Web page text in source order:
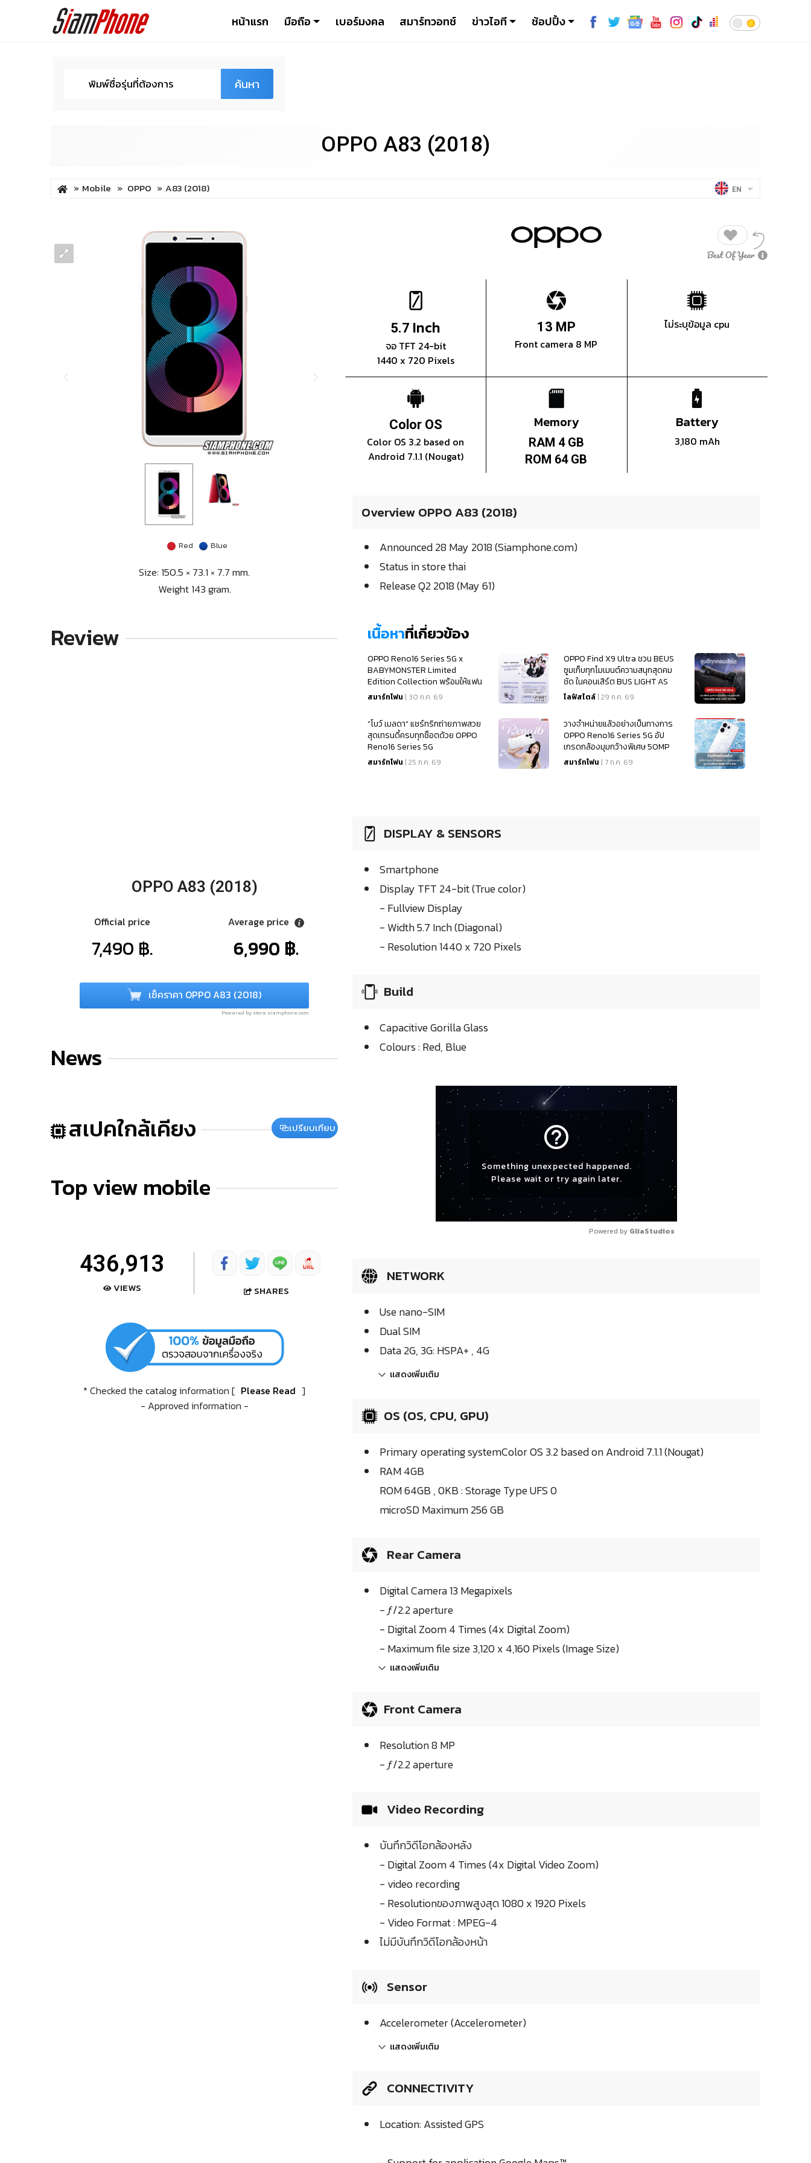
หน้าแรก มือถือ เบอร์มงคล สมาร์ทวอทช์ ข่าวไอที ช้อปปิ้ง
ค้นหา
OPPO A83 (2018)
Mobile OPPO A83 (2018) EN
Red Blue
Size: 150.5 × 73.1 × 7.7 mm.
Weight 143 gram.
Review
OPPO A83 (2018)
Official price
7,490 ฿.
Average price
6,990 ฿.
เช็คราคา OPPO A83 (2018)
Powered by store.siamphone.com
News
สเปคใกล้เคียง เปรียบเทียบ
Top view mobile
436,913
VIEWS SHARES
* Checked the catalog information [ Please Read ]
- Approved information -
5.7 Inch
จอ TFT 24-bit
1440 x 720 Pixels
13 MP
Front camera 8 MP
ไม่ระบุข้อมูล cpu
Color OS
Color OS 3.2 based on
Android 7.1.1 (Nougat)
Memory
RAM 4 GB
ROM 64 GB
Battery
3,180 mAh
Overview OPPO A83 (2018)
Announced 28 May 2018 (Siamphone.com)
Status in store thai
Release Q2 2018 (May 61)
เนื้อหาที่เกี่ยวข้อง
OPPO Reno16 Series 5G x
BABYMONSTER Limited
Edition Collection พร้อมให้แฟน
ๆ เป็นเจ้าของแล้ว
สมาร์ทโฟน | 30 ก.ค. 69
OPPO Find X9 Ultra ชวน BEUS
ซูมเก็บทุกโมเมนต์ความสนุกสุดคม
ชัด ในคอนเสิร์ต BUS LIGHT AS
ONE
ไลฟ์สไตล์ | 29 ก.ค. 69
“โบว์ เมลดา” แชร์ทริกถ่ายภาพสวย
สุดเทรนดี้ครบทุกช็อตด้วย OPPO
Reno16 Series 5G
สมาร์ทโฟน | 25 ก.ค. 69
วางจำหน่ายแล้วอย่างเป็นทางการ
OPPO Reno16 Series 5G อัป
เกรดกล้องมุมกว้างพิเศษ 50MP
กว้าง 0.6x
สมาร์ทโฟน | 7 ก.ค. 69
DISPLAY & SENSORS
Smartphone
Display TFT 24-bit (True color)
- Fullview Display
- Width 5.7 Inch (Diagonal)
- Resolution 1440 x 720 Pixels
Build
Capacitive Gorilla Glass
Colours : Red, Blue
help_outline
Something unexpected happened.
Please wait or try again later.
Powered by GliaStudios
NETWORK
Use nano-SIM
Dual SIM
Data 2G, 3G: HSPA+ , 4G
แสดงเพิ่มเติม
OS (OS, CPU, GPU)
Primary operating systemColor OS 3.2 based on Android 7.1.1 (Nougat)
RAM 4GB
ROM 64GB , 0KB : Storage Type UFS 0
microSD Maximum 256 GB
Rear Camera
Digital Camera 13 Megapixels
- ƒ/2.2 aperture
- Digital Zoom 4 Times (4x Digital Zoom)
- Maximum file size 3,120 x 4,160 Pixels (Image Size)
แสดงเพิ่มเติม
Front Camera
Resolution 8 MP
- ƒ/2.2 aperture
Video Recording
บันทึกวิดีโอกล้องหลัง
- Digital Zoom 4 Times (4x Digital Video Zoom)
- video recording
- Resolutionของภาพสูงสุด 1080 x 1920 Pixels
- Video Format : MPEG-4
ไม่มีบันทึกวิดีโอกล้องหน้า
Sensor
Accelerometer (Accelerometer)
แสดงเพิ่มเติม
CONNECTIVITY
Location: Assisted GPS